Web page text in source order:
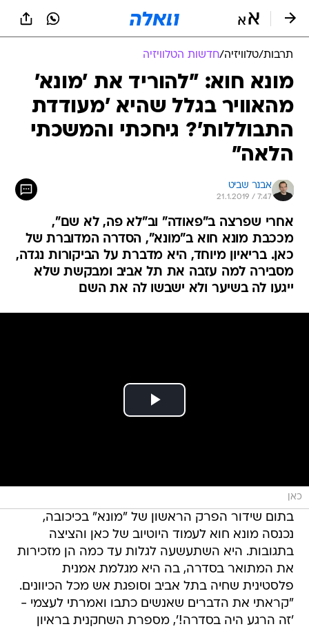
תרבות/טלוויזיה/חדשות הטלוויזיה
מונא חוא: "להוריד את 'מונא'
מהאוויר בגלל שהיא 'מעודדת
התבוללות'? גיחכתי והמשכתי
הלאה"
אבנר שביט
21.1.2019 / 7:47
אחרי שפרצה ב"פאודה" וב"לא פה, לא שם",
מככבת מונא חוא ב"מונא", הסדרה המדוברת של
כאן. בריאיון מיוחד, היא מדברת על הביקורות נגדה,
מסבירה למה עזבה את תל אביב ומבקשת שלא
ייגעו לה בשיער ולא ישבשו לה את השם
כאן
בתום שידור הפרק הראשון של "מונא" בכיכובה,
נכנסה מונא חוא לעמוד היוטיוב של כאן והציצה
בתגובות. היא השתעשעה לגלות עד כמה הן מזכירות
את המתואר בסדרה, בה היא מגלמת אמנית
פלסטינית שחיה בתל אביב וסופגת אש מכל הכיוונים.
"קראתי את הדברים שאנשים כתבו ואמרתי לעצמי -
'זה הרגע היה בסדרה!', מספרת השחקנית בראיון